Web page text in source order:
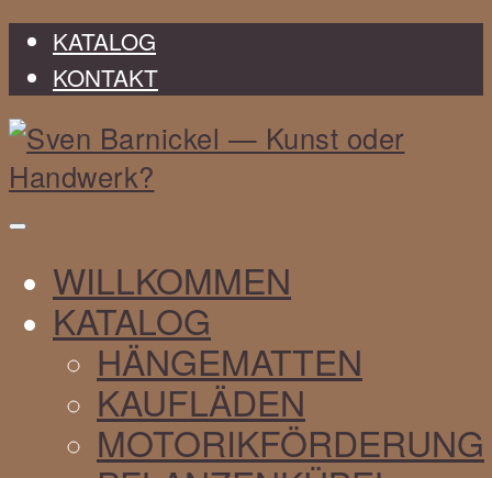
KATALOG
KONTAKT
Sven
Barnickel
WILLKOMMEN
KATALOG
HÄNGEMATTEN
KAUFLÄDEN
MOTORIKFÖRDERUNG